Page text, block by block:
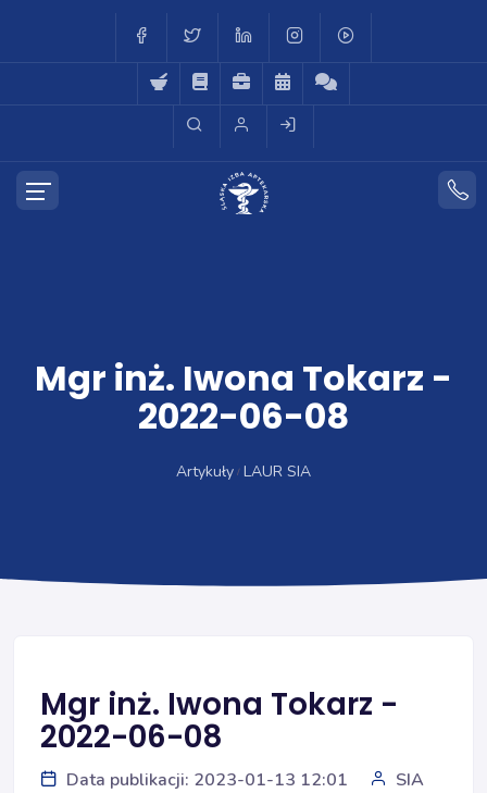
Mgr inż. Iwona Tokarz -
2022-06-08
Artykuły LAUR SIA
Mgr inż. Iwona Tokarz -
2022-06-08
Data publikacji: 2023-01-13 12:01
SIA